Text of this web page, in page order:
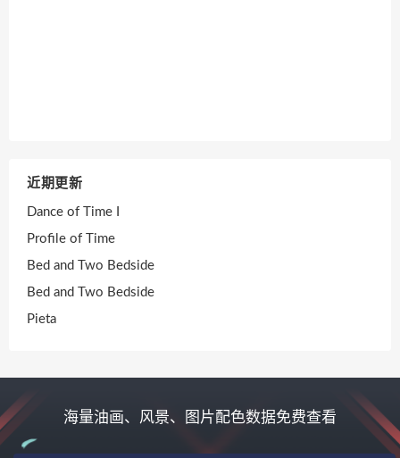
近期更新
Dance of Time I
Profile of Time
Bed and Two Bedside
Bed and Two Bedside
Pieta
海量油画、风景、图片配色数据免费查看